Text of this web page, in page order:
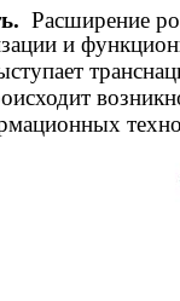
Расширение
и